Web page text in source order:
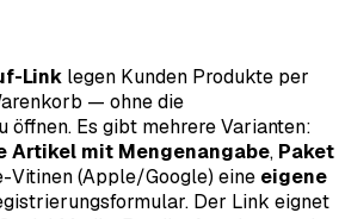
Link legen Kunden Produkte per
— ohne die
öffnen. Es gibt mehrere Varianten:
Artikel mit Mengenangabe, Paket
(Apple/Google) eine eigene
Der Link eignet